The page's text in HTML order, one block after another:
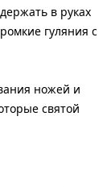
в руках
гуляния с
ножей и
святой